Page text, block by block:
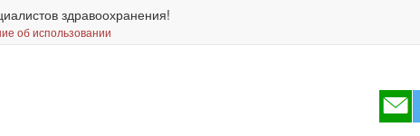
здравоохранения!
об использовании